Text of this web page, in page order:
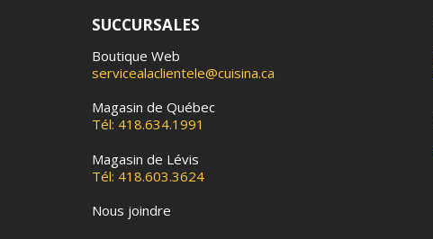
SUCCURSALES
Boutique Web
servicealaclientele@cuisina.ca
Magasin de Québec
Tél: 418.634.1991
Magasin de Lévis
Tél: 418.603.3624
Nous joindre